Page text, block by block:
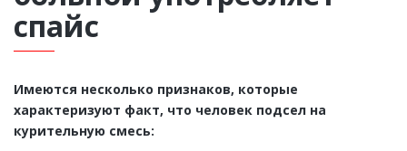
спайс
Имеются несколько признаков, которые
характеризуют факт, что человек подсел на
курительную смесь: